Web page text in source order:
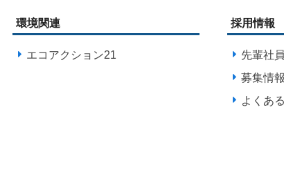
環境関連
エコアクション21
採用情報
先輩社
募集情報
よくあ